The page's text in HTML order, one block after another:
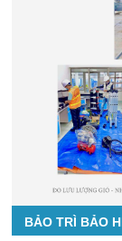
BẢO TRÌ BẢO